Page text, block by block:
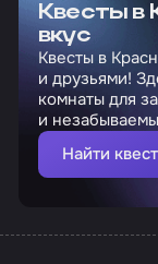
Квесты в
вкус
Квесты в
и друзьями!
комнаты для
и
Найти квест